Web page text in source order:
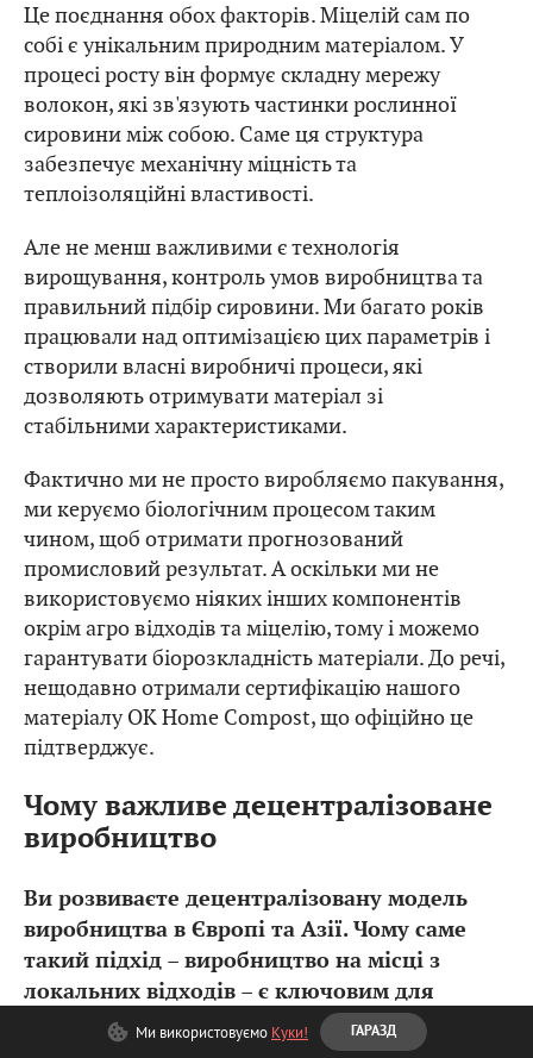
Це поєднання обох факторів. Міцелій сам по
собі є унікальним природним матеріалом. У
процесі росту він формує складну мережу
волокон, які зв'язують частинки рослинної
сировини між собою. Саме ця структура
забезпечує механічну міцність та
теплоізоляційні властивості.
Але не менш важливими є технологія
вирощування, контроль умов виробництва та
правильний підбір сировини. Ми багато років
працювали над оптимізацією цих параметрів і
створили власні виробничі процеси, які
дозволяють отримувати матеріал зі
стабільними характеристиками.
Фактично ми не просто виробляємо пакування,
ми керуємо біологічним процесом таким
чином, щоб отримати прогнозований
промисловий результат. А оскільки ми не
використовуємо ніяких інших компонентів
окрім агро відходів та міцелію, тому і можемо
гарантувати біорозкладність матеріали. До речі,
нещодавно отримали сертифікацію нашого
матеріалу OK Home Compost, що офіційно це
підтверджує.
Чому важливе децентралізоване
виробництво
Ви розвиваєте децентралізовану модель
виробництва в Європі та Азії. Чому саме
такий підхід – виробництво на місці з
локальних відходів – є ключовим для
майбутнього галузі?
Ми використовуємо Куки! ГАРАЗД